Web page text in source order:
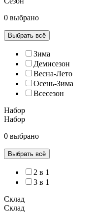
0 выбрано
Выбрать всё
Зима
Демисезон
Весна-Лето
Осень-Зима
Всесезон
Набор
Набор
0 выбрано
Выбрать всё
2 в 1
3 в 1
Склад
Склад